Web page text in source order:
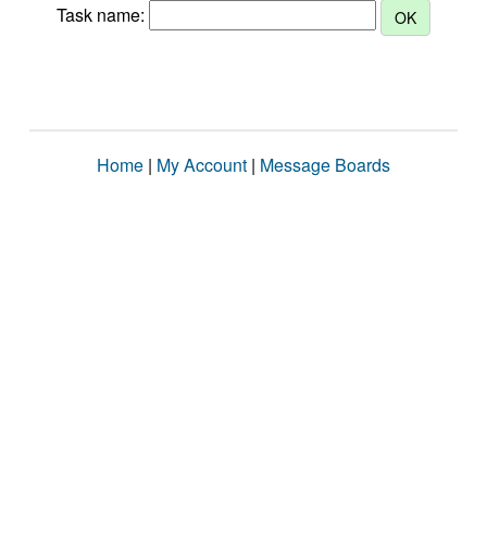
Task name:
Home | My Account | Message Boards